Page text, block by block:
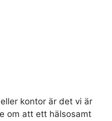
kontor är det vi är
om att ett hälsosamt